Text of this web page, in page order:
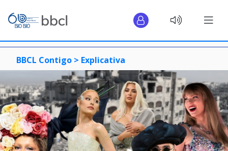
BBCL Contigo > Explicativa